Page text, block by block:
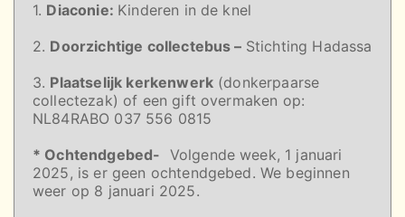
1. Diaconie: Kinderen in de knel
2. Doorzichtige collectebus – Stichting Hadassa
3. Plaatselijk kerkenwerk (donkerpaarse
collectezak) of een gift overmaken op:
NL84RABO 037 556 0815
* Ochtendgebed- Volgende week, 1 januari
2025, is er geen ochtendgebed. We beginnen
weer op 8 januari 2025.